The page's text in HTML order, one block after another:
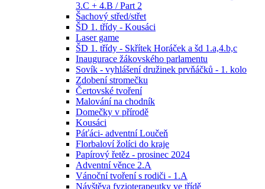
3.C + 4.B / Part 2
Šachový střed/střet
ŠD 1. třídy - Kousáci
Laser game
ŠD 1. třídy - Skřítek Horáček a šd 1.a,4.b,c
Inaugurace žákovského parlamentu
Sovík - vyhlášení družinek prvňáčků - 1. kolo
Zdobení stromečku
Čertovské tvoření
Malování na chodník
Domečky v přírodě
Kousáci
Páťáci- adventní Loučeň
Florbaloví žolíci do kraje
Papírový řetěz - prosinec 2024
Adventní věnce 2.A
Vánoční tvoření s rodiči - 1.A
Návštěva fyzioterapeutky ve třídě